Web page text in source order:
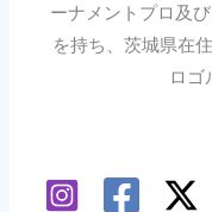
ーナメントプロ及
を持ち、茨城県在
ロゴ